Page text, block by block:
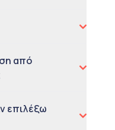
από
επιλέξω